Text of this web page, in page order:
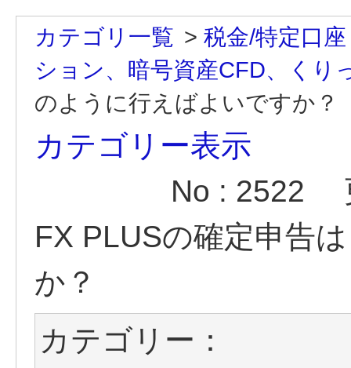
カテゴリ一覧 > 税金/特定口座
ション、暗号資産CFD、くり
のように行えばよいですか？
カテゴリー表示
No : 2522
FX PLUSの確定申告
か？
カテゴリー：